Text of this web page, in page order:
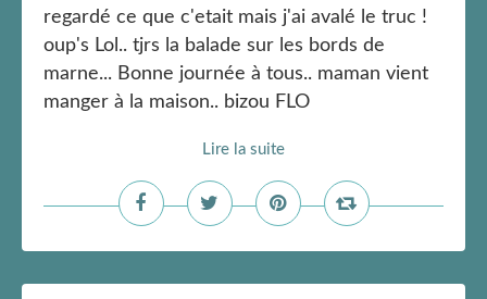
regardé ce que c'etait mais j'ai avalé le truc !
oup's Lol.. tjrs la balade sur les bords de
marne... Bonne journée à tous.. maman vient
manger à la maison.. bizou FLO
Lire la suite